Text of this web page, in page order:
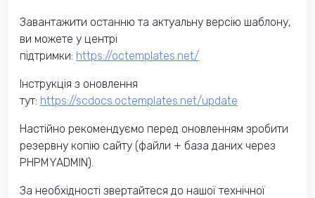
Завантажити останню та актуальну версію шаблону,
ви можете у центрі
підтримки: https://octemplates.net/
Інструкція з оновлення
тут: https://scdocs.octemplates.net/update
Настійно рекомендуємо перед оновленням зробити
резервну копію сайту (файли + база даних через
PHPMYADMIN).
За необхідності звертайтеся до нашої технічної